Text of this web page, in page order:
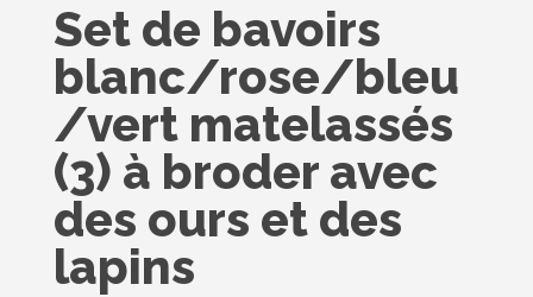
Set de bavoirs
blanc/rose/bleu
/vert matelassés
(3) à broder avec
des ours et des
lapins